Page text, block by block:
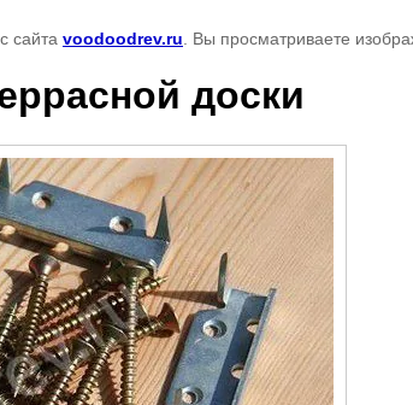
с сайта voodoodrev.ru . Вы просматриваете
доски